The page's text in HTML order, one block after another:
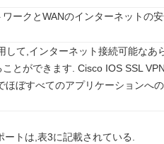
ークとWANのインターネットの
して,インターネット接続可能なあ
とができます. Cisco IOS SSL
ほぼすべてのアプリケーションへ
トは,表3に記載されている.